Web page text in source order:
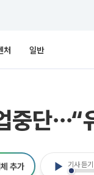
처 일반
중단⋯“
기사 듣기
추가